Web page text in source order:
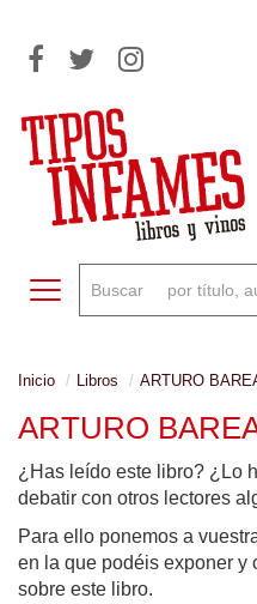
Toggle navigation
Inicio Libros ARTURO
ARTURO
¿Has leído este libro? ¿Lo
debatir con otros lectores
Para ello ponemos a
en la que podéis exponer y
sobre este libro.